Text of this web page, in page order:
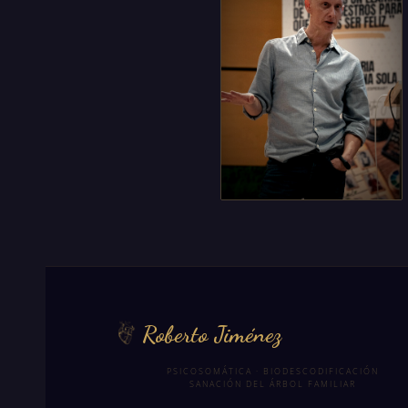
Roberto Jiménez
PSICOSOMÁTICA · BIODESCODIFICACIÓN
SANACIÓN DEL ÁRBOL FAMILIAR